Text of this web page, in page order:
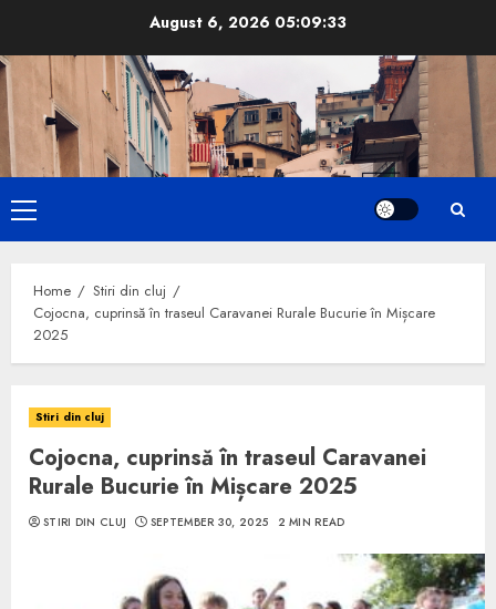
content
August 6, 2026 05:09:34
Primary
Menu
Home
Stiri din cluj
Cojocna, cuprinsă în traseul Caravanei Rurale Bucurie în Mișcare
2025
Stiri din cluj
Cojocna, cuprinsă în traseul Caravanei
Rurale Bucurie în Mișcare 2025
STIRI DIN CLUJ SEPTEMBER 30, 2025 2 MIN READ